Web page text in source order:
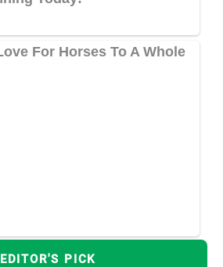
EDITOR'S PICK